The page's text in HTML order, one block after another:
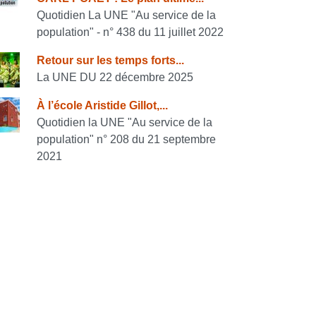
Quotidien La UNE "Au service de la
population" - n° 438 du 11 juillet 2022
Retour sur les temps forts...
La UNE DU 22 décembre 2025
À l’école Aristide Gillot,...
Quotidien la UNE "Au service de la
population" n° 208 du 21 septembre
2021